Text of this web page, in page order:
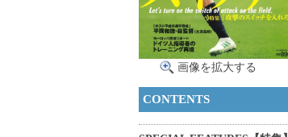
画像を拡大する
CONTENTS